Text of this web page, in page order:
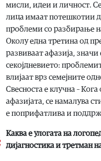
мисли, идеи и личност.
лица имаат потешкотии
проблеми со разбирање
Околу една третина од
развиваат афазија, значи
секојдневието:
влијаат врз семејните
Свесноста е клучна –
афазијата, се намалува
е поприфатлива и
Каква е улогата на
дијагностика и третман